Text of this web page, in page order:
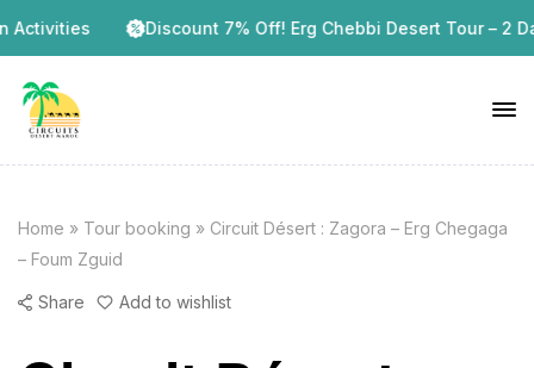
Discount 7% Off! Erg Chebbi Desert Tour – 2 Days /
Home » Tour booking » Circuit Désert : Zagora – Erg Chegaga
– Foum Zguid
Share Add to wishlist